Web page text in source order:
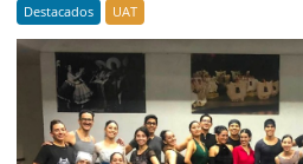
Destacados UAT